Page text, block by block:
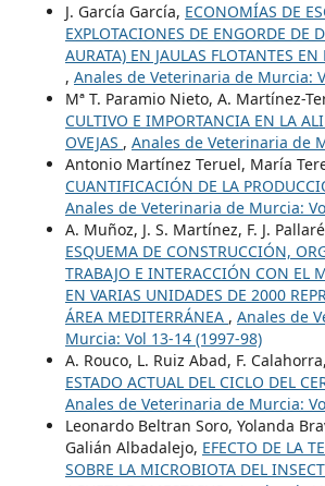
J. García García, ECONOMÍAS DE
EXPLOTACIONES DE ENGORDE DE
AURATA) EN JAULAS FLOTANTES
, Anales de Veterinaria de Murcia:
Mª T. Paramio Nieto, A. Martínez-
CULTIVO E IMPORTANCIA EN LA
OVEJAS , Anales de Veterinaria de
Antonio Martínez Teruel, María
CUANTIFICACIÓN DE LA
Anales de Veterinaria de Murcia:
A. Muñoz, J. S. Martínez, F. J.
ESQUEMA DE CONSTRUCCIÓN,
TRABAJO E INTERACCIÓN CON EL
EN VARIAS UNIDADES DE 2000
ÁREA MEDITERRÁNEA , Anales de
Murcia: Vol 13-14 (1997-98)
A. Rouco, L. Ruiz Abad, F. Calahorra,
ESTADO ACTUAL DEL CICLO DEL
Anales de Veterinaria de Murcia:
Leonardo Beltran Soro, Yolanda
Galián Albadalejo, EFECTO DE LA
SOBRE LA MICROBIOTA DEL